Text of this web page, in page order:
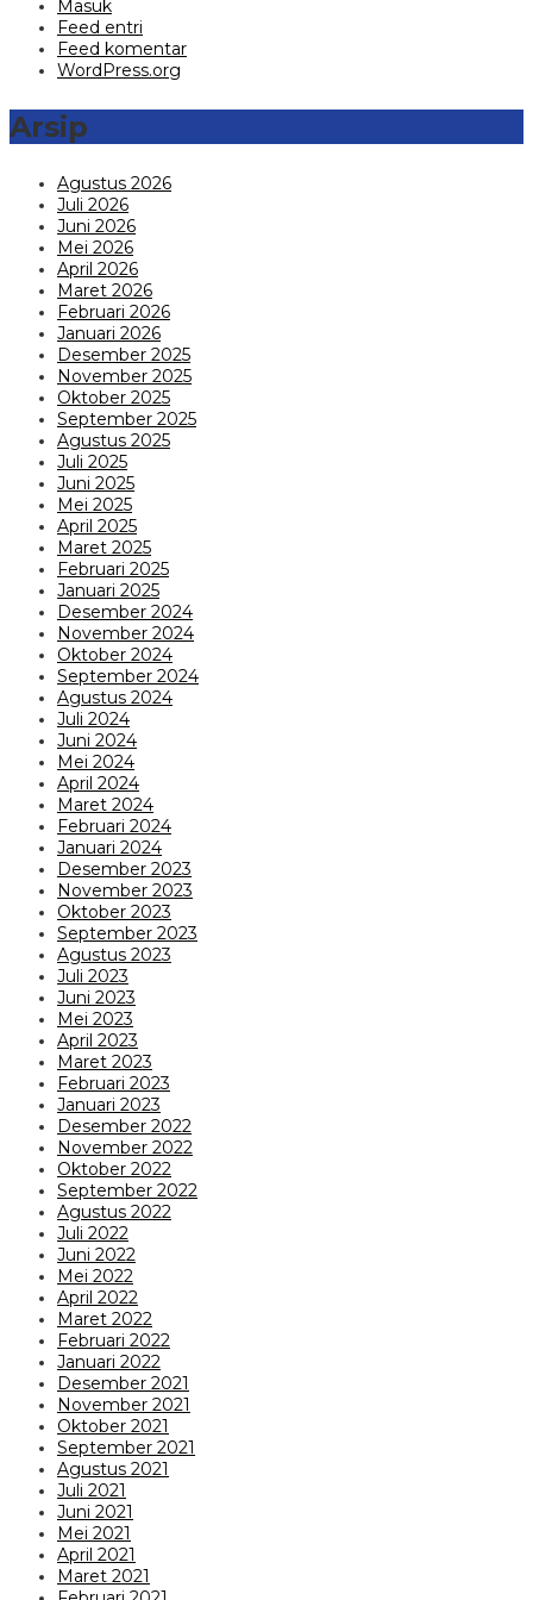
Masuk
Feed entri
Feed komentar
WordPress.org
Arsip
Agustus 2026
Juli 2026
Juni 2026
Mei 2026
April 2026
Maret 2026
Februari 2026
Januari 2026
Desember 2025
November 2025
Oktober 2025
September 2025
Agustus 2025
Juli 2025
Juni 2025
Mei 2025
April 2025
Maret 2025
Februari 2025
Januari 2025
Desember 2024
November 2024
Oktober 2024
September 2024
Agustus 2024
Juli 2024
Juni 2024
Mei 2024
April 2024
Maret 2024
Februari 2024
Januari 2024
Desember 2023
November 2023
Oktober 2023
September 2023
Agustus 2023
Juli 2023
Juni 2023
Mei 2023
April 2023
Maret 2023
Februari 2023
Januari 2023
Desember 2022
November 2022
Oktober 2022
September 2022
Agustus 2022
Juli 2022
Juni 2022
Mei 2022
April 2022
Maret 2022
Februari 2022
Januari 2022
Desember 2021
November 2021
Oktober 2021
September 2021
Agustus 2021
Juli 2021
Juni 2021
Mei 2021
April 2021
Maret 2021